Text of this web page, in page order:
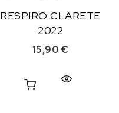
RESPIRO CLARETE
2022
15,90€